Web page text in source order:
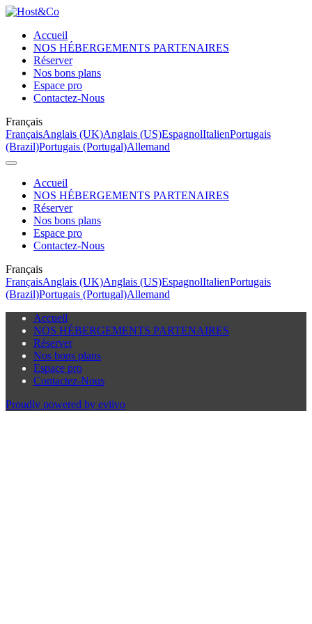
Accueil
NOS HÉBERGEMENTS PARTENAIRES
Réserver
Nos bons plans
Espace pro
Contactez-Nous
Français
FrançaisAnglais (UK)Anglais (US)EspagnolItalienPortugais
(Brazil)Portugais (Portugal)Allemand
Accueil
NOS HÉBERGEMENTS PARTENAIRES
Réserver
Nos bons plans
Espace pro
Contactez-Nous
Français
FrançaisAnglais (UK)Anglais (US)EspagnolItalienPortugais
(Brazil)Portugais (Portugal)Allemand
Accueil
NOS HÉBERGEMENTS PARTENAIRES
Réserver
Nos bons plans
Espace pro
Contactez-Nous
Proudly powered by eviivo